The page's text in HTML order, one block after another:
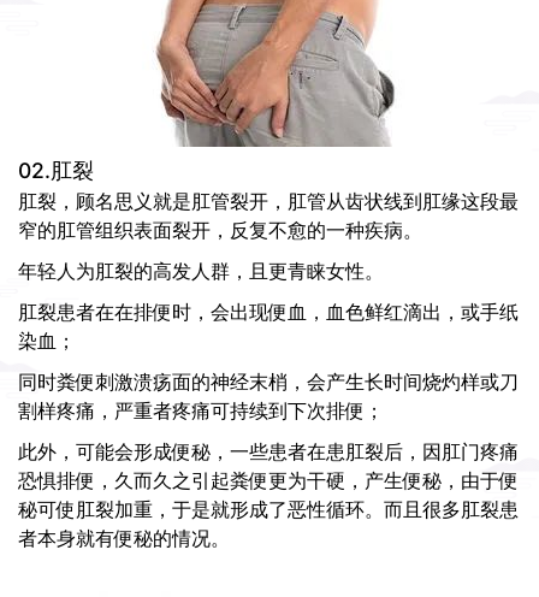
02.肛裂
肛裂，顾名思义就是肛管裂开，肛管从齿状线到肛缘这段最
窄的肛管组织表面裂开，反复不愈的一种疾病。
年轻人为肛裂的高发人群，且更青睐女性。
肛裂患者在在排便时，会出现便血，血色鲜红滴出，或手纸
染血；
同时粪便刺激溃疡面的神经末梢，会产生长时间烧灼样或刀
割样疼痛，严重者疼痛可持续到下次排便；
此外，可能会形成便秘，一些患者在患肛裂后，因肛门疼痛
恐惧排便，久而久之引起粪便更为干硬，产生便秘，由于便
秘可使肛裂加重，于是就形成了恶性循环。而且很多肛裂患
者本身就有便秘的情况。